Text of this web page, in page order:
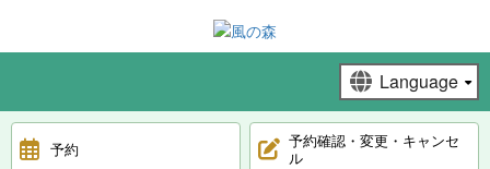
予約
予約確認・変更・キャンセ
ル